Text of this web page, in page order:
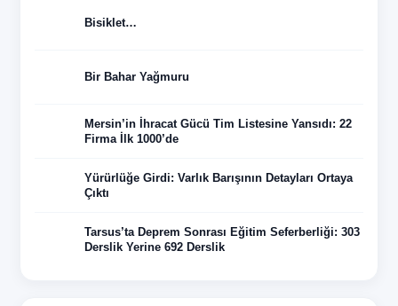
Bisiklet…
Bir Bahar Yağmuru
Mersin’in İhracat Gücü Tim Listesine Yansıdı: 22
Firma İlk 1000’de
Yürürlüğe Girdi: Varlık Barışının Detayları Ortaya
Çıktı
Tarsus’ta Deprem Sonrası Eğitim Seferberliği: 303
Derslik Yerine 692 Derslik